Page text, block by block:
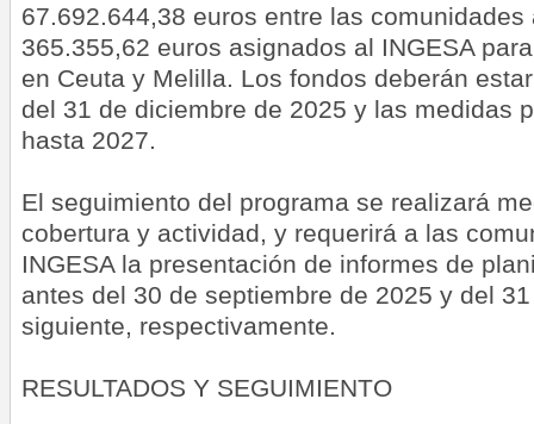
67.692.644,38 euros entre las comunidades
365.355,62 euros asignados al INGESA
en Ceuta y Melilla. Los fondos deberán
del 31 de diciembre de 2025 y las medidas
hasta 2027.
El seguimiento del programa se realizará
cobertura y actividad, y requerirá a las
INGESA la presentación de informes de
antes del 30 de septiembre de 2025 y del
siguiente, respectivamente.
RESULTADOS Y SEGUIMIENTO